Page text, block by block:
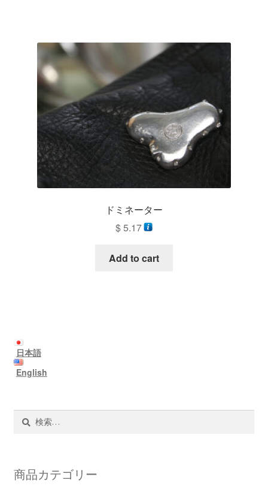
ドミネーター
$5.17
Add to cart
日本語
English
商品カテゴリー